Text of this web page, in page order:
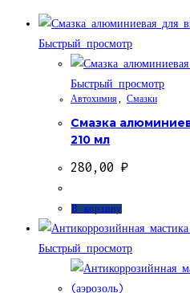
Быстрый просмотр
Быстрый просмотр
Автохимия Смазки
Смазка
210 мл
280,00 ₽
В корзину
Быстрый просмотр